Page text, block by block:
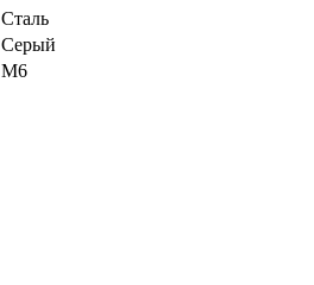
Сталь
Серый
M6